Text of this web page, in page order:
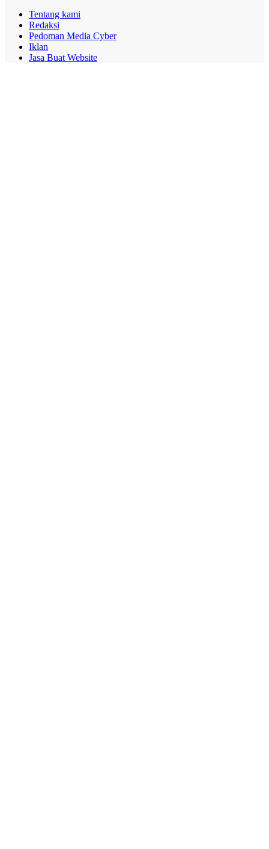
Tentang kami
Redaksi
Pedoman Media Cyber
Iklan
Jasa Buat Website